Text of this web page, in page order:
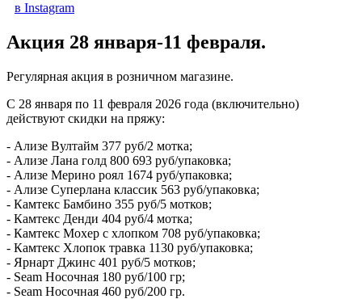
в Instagram
Акция 28 января-11 февраля.
Регулярная акция в розничном магазине.
С 28 января по 11 февраля 2026 года (включительно)
действуют скидки на пряжу:
- Ализе Вултайм 377 руб/2 мотка;
- Ализе Лана голд 800 693 руб/упаковка;
- Ализе Мерино роял 1674 руб/упаковка;
- Ализе Суперлана классик 563 руб/упаковка;
- Камтекс Бамбино 355 руб/5 мотков;
- Камтекс Денди 404 руб/4 мотка;
- Камтекс Мохер с хлопком 708 руб/упаковка;
- Камтекс Хлопок травка 1130 руб/упаковка;
- Ярнарт Джинс 401 руб/5 мотков;
- Seam Носочная 180 руб/100 гр;
- Seam Носочная 460 руб/200 гр.